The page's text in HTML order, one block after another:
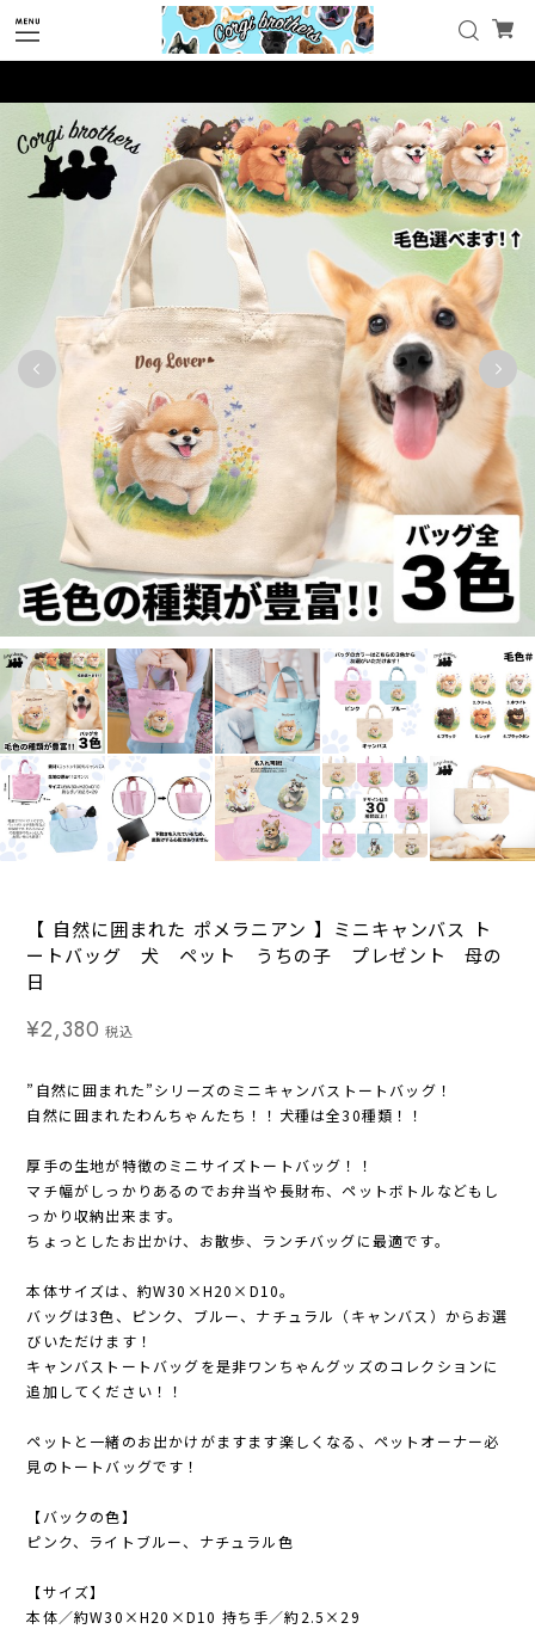
【 自然に囲まれた ポメラニアン 】ミニキャンバス ト
ートバッグ 犬 ペット うちの子 プレゼント 母の
日
¥2,380 税込
”自然に囲まれた”シリーズのミニキャンバストートバッグ！
自然に囲まれたわんちゃんたち！！犬種は全30種類！！
厚手の生地が特徴のミニサイズトートバッグ！！
マチ幅がしっかりあるのでお弁当や長財布、ペットボトルなどもし
っかり収納出来ます。
ちょっとしたお出かけ、お散歩、ランチバッグに最適です。
本体サイズは、約W30×H20×D10。
バッグは3色、ピンク、ブルー、ナチュラル（キャンバス）からお選
びいただけます！
キャンバストートバッグを是非ワンちゃんグッズのコレクションに
追加してください！！
ペットと一緒のお出かけがますます楽しくなる、ペットオーナー必
見のトートバッグです！
【バックの色】
ピンク、ライトブルー、ナチュラル色
【サイズ】
本体／約W30×H20×D10 持ち手／約2.5×29